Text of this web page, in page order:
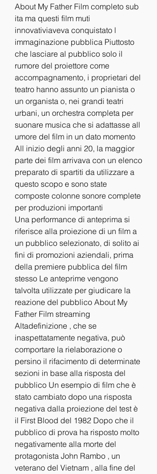
About My Father Film completo sub
ita ma questi film muti
innovativiaveva conquistato l
immaginazione pubblica Piuttosto
che lasciare al pubblico solo il
rumore del proiettore come
accompagnamento, i proprietari del
teatro hanno assunto un pianista o
un organista o, nei grandi teatri
urbani, un orchestra completa per
suonare musica che si adattasse all
umore del film in un dato momento
All inizio degli anni 20, la maggior
parte dei film arrivava con un elenco
preparato di spartiti da utilizzare a
questo scopo e sono state
composte colonne sonore complete
per produzioni importanti
Una performance di anteprima si
riferisce alla proiezione di un film a
un pubblico selezionato, di solito ai
fini di promozioni aziendali, prima
della premiere pubblica del film
stesso Le anteprime vengono
talvolta utilizzate per giudicare la
reazione del pubblico About My
Father Film streaming
Altadefinizione , che se
inaspettatamente negativa, può
comportare la rielaborazione o
persino il rifacimento di determinate
sezioni in base alla risposta del
pubblico Un esempio di film che è
stato cambiato dopo una risposta
negativa dalla proiezione del test è
il First Blood del 1982 Dopo che il
pubblico di prova ha risposto molto
negativamente alla morte del
protagonista John Rambo , un
veterano del Vietnam , alla fine del